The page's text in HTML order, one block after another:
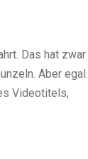
Das hat zwar
Aber egal.
Videotitels,